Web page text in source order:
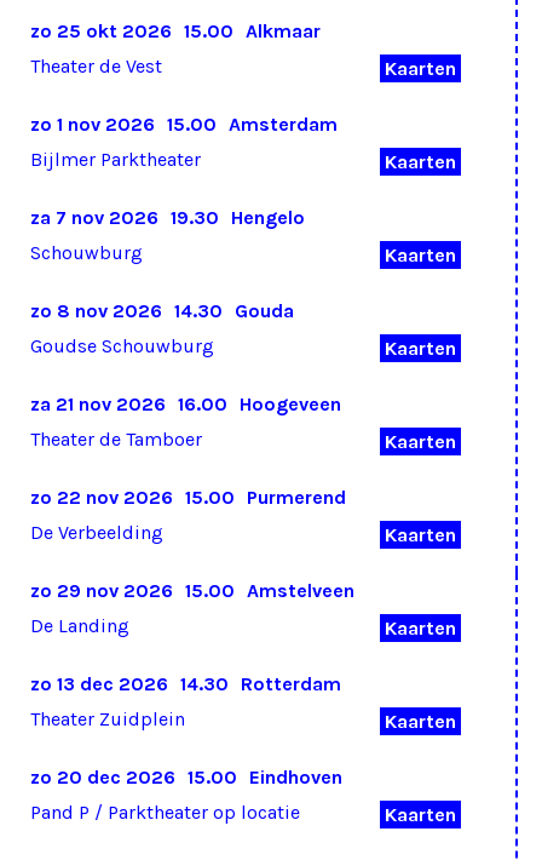
zo 25 okt 2026 15.00 Alkmaar
Theater de Vest
Kaarten
zo 1 nov 2026 15.00 Amsterdam
Bijlmer Parktheater
Kaarten
za 7 nov 2026 19.30
Hengelo
Schouwburg
Kaarten
zo 8 nov 2026 14.30
Gouda
Goudse Schouwburg
Kaarten
za 21 nov 2026 16.00
Hoogeveen
Theater de Tamboer
Kaarten
zo 22 nov 2026 15.00
Purmerend
De Verbeelding
Kaarten
zo 29 nov 2026 15.00 Amstelveen
De Landing
Kaarten
zo 13 dec 2026 14.30
Rotterdam
Theater Zuidplein
Kaarten
zo 20 dec 2026 15.00
Eindhoven
Pand P / Parktheater op locatie
Kaarten